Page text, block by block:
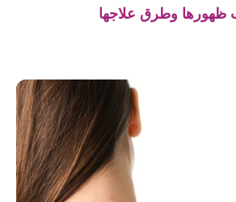
ظهورها وطرق علاجها